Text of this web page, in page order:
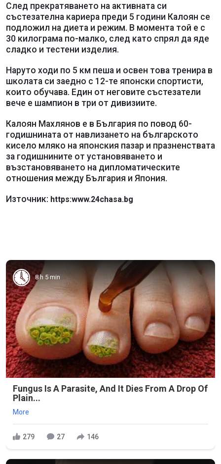
След прекратяването на активната си
състезателна кариера преди 5 години Калоян се
подложил на диета и режим. В момента той е с
30 килограма по-малко, след като спрял да яде
сладко и тестени изделия.
Наруто ходи по 5 км пеша и освен това тренира в
школата си заедно с 12-те японски спортисти,
които обучава. Един от неговите състезатели
вече е шампион в три от дивизиите.
Калоян Махлянов е в България по повод 60-
годишнината от навлизането на българското
кисело мляко на японския пазар и празненствата
за годишнините от установяването и
възстановяването на дипломатическите
отношения между България и Япония.
Източник: https:www.24chasa.bg
8 h 5 min
Fungus Is A Parasite, And It Dies From A Drop Of
Plain...
More
279 27 146